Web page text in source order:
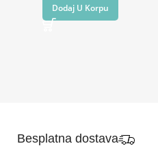
Dodaj U Korpu
Besplatna dostava